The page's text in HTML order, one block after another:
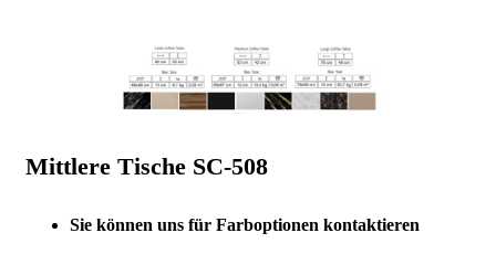
Mittlere Tische SC-508
Sie können uns für Farboptionen kontaktieren